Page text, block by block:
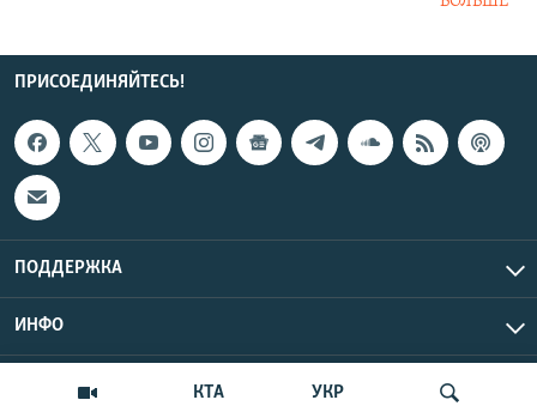
КТА УКР
ПРИСОЕДИНЯЙТЕСЬ!
ПОДДЕРЖКА
ИНФО
Copyright Крым.Реалии, 2026 | Все права защищены.
UTC+3